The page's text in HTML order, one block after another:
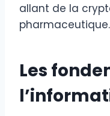
allant de la
pharmaceutique.
Les